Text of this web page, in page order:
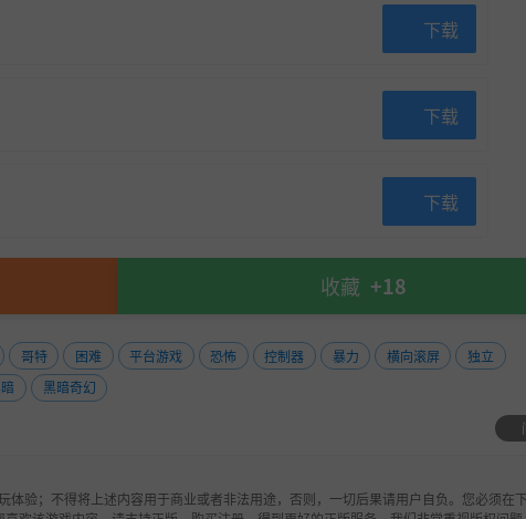
下载
下载
下载
收藏 +18
哥特 困难 平台游戏 恐怖 控制器 暴力 横向滚屏
独立
黑暗奇幻
体验；不得将上述内容用于商业或者非法用途，否则，一切后果请用户自负。您必须在